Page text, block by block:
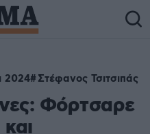
2024 Στέφανος Τσιτσιπάς
Φόρτσαρε